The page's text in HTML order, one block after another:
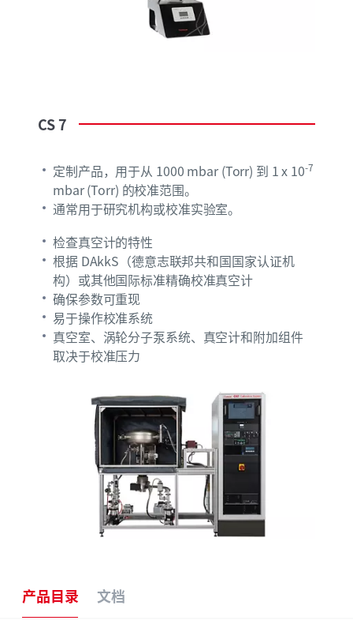
CS7
定制产品，用于从 1000 mbar (Torr) 到 1 x 10-7
mbar (Torr) 的校准范围。
通常用于研究机构或校准实验室。
检查真空计的特性
根据 DAkkS（德意志联邦共和国国家认证机
构）或其他国际标准精确校准真空计
确保参数可重现
易于操作校准系统
真空室、涡轮分子泵系统、真空计和附加组件
取决于校准压力
产品目录 文档